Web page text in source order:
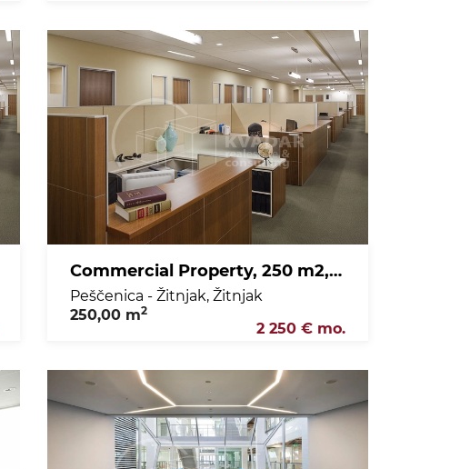
Commercial Property, 250 m2, For Rent, Peščenica - Žitnjak - Žitnjak
Peščenica - Žitnjak, Žitnjak
250,00 m2
2 250 € mo.